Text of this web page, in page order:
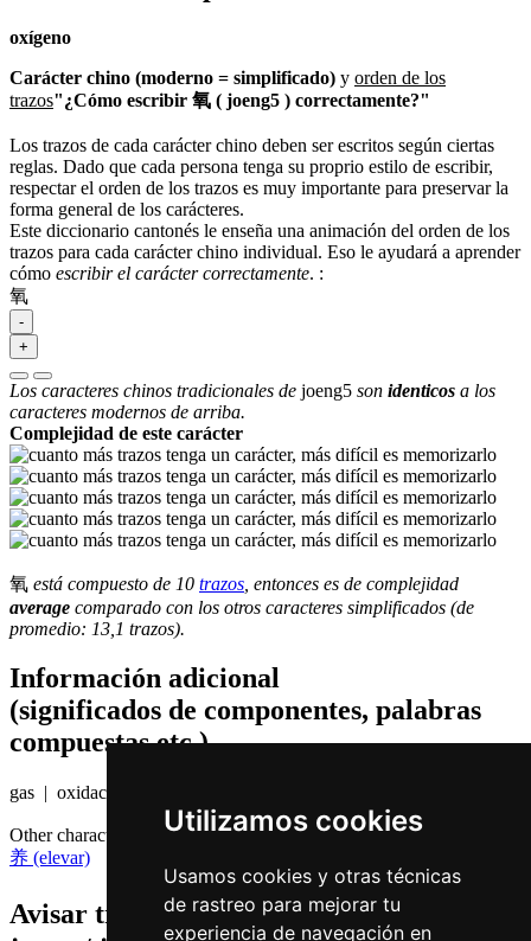
Utilizamos cookies
Usamos cookies y otras técnicas
de rastreo para mejorar tu
experiencia de navegación en
oxígeno
Carácter chino (moderno = simplificado) y orden de los
trazos"¿Cómo escribir 氧 ( joeng5 ) correctamente?"
Los trazos de cada carácter chino deben ser escritos según ciertas
reglas. Dado que cada persona tenga su proprio estilo de escribir,
respectar el orden de los trazos es muy importante para preservar la
forma general de los carácteres.
Este diccionario cantonés le enseña una animación del orden de los
trazos para cada carácter chino individual. Eso le ayudará a aprender
cómo escribir el carácter correctamente. :
氧
-
+
Los caracteres chinos tradicionales de joeng5 son identicos a los
caracteres modernos de arriba.
Complejidad de este carácter
氧 está compuesto de 10 trazos , entonces es de complejidad
average comparado con los otros caracteres simplificados (de
promedio: 13,1 trazos).
Información adicional
(significados de componentes, palabras
compuestas etc.)
gas | oxidación
Other characters that are pronouncedjoeng5 in Cantonese
养 (elevar)
Avisar traduccion falsa o faltante de